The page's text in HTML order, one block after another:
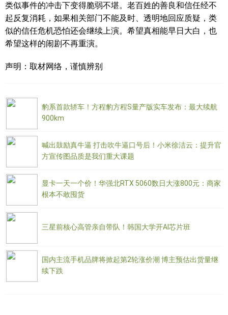
类似事件的冲击下变得脆弱不堪。老百姓的善良和信任经不
起反复消耗，如果相关部门不能及时、透明地回应质疑，类
似的信任危机恐怕还会继续上演。希望真相能早日大白，也
希望这样的闹剧不再重演。
声明：取材网络，谨慎辨别
豹系首款轿车！方程豹方程S量产版实车发布：最大续航
900km
喊出鼓励真牛逼 打击吹牛逼口号后！小米徐洁云：提升官
方宣传图品质是我们重大课题
显卡一天一个价！华强北RTX 5060数日大涨800元：商家
根本不敢囤货
三星前核心高管亲自带队！韩国大学开AI芯片班
国内主流手机品牌将掀起第2轮涨价潮 博主预估出货量继
续下跌